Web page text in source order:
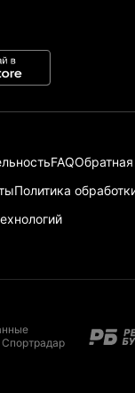
FAQОбратная
Политика
Спортрадар